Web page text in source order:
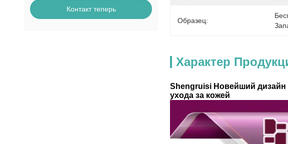
Контакт теперь
Образец:
Характер
Shengruisi Новейший
ухода за кожей